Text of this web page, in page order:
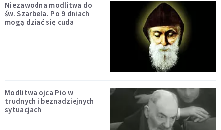
Niezawodna modlitwa do
św. Szarbela. Po 9 dniach
mogą dziać się cuda
Modlitwa ojca Pio w
trudnych i beznadziejnych
sytuacjach